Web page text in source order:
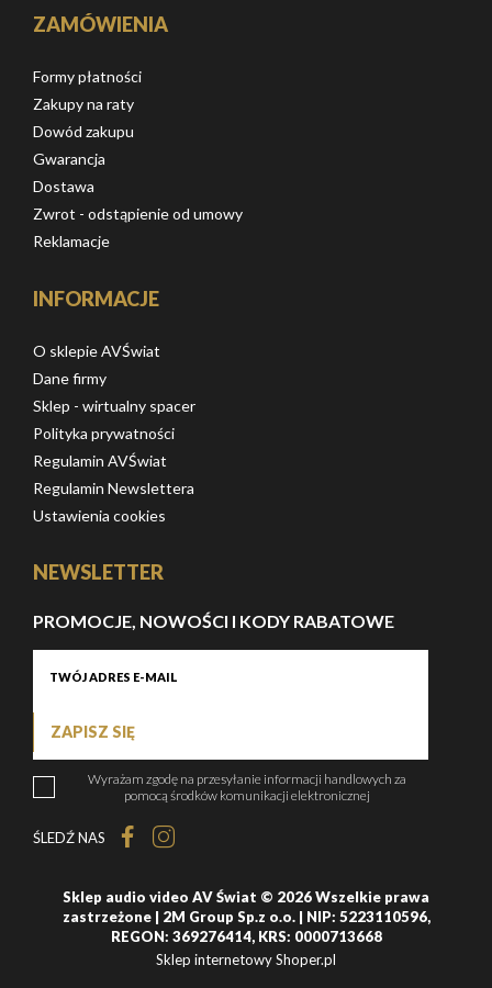
ZAMÓWIENIA
Formy płatności
Zakupy na raty
Dowód zakupu
Gwarancja
Dostawa
Zwrot - odstąpienie od umowy
Reklamacje
INFORMACJE
O sklepie AVŚwiat
Dane firmy
Sklep - wirtualny spacer
Polityka prywatności
Regulamin AVŚwiat
Regulamin Newslettera
Ustawienia cookies
NEWSLETTER
PROMOCJE, NOWOŚCI I KODY RABATOWE
ZAPISZ SIĘ
Wyrażam zgodę na przesyłanie informacji handlowych za
pomocą środków komunikacji elektronicznej
ŚLEDŹ NAS
Sklep audio video AV Świat © 2026 Wszelkie prawa
zastrzeżone | 2M Group Sp.z o.o. | NIP: 5223110596,
REGON: 369276414, KRS: 0000713668
Sklep internetowy Shoper.pl